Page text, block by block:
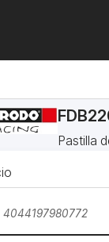
Pastilla
4044197980772